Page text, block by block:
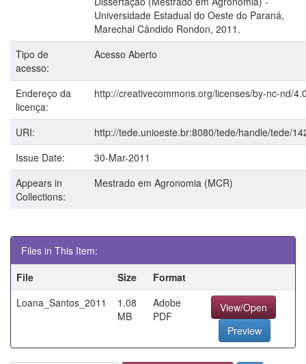
Universidade Estadual do Oeste do Paraná,
Marechal Cândido Rondon, 2011.
Tipo de
acesso:
Acesso Aberto
Endereço da
licença:
http://creativecommons.org/licenses/by-nc-nd/
URI:
http://tede.unioeste.br:8080/tede/handle/tede/
Issue Date:
30-Mar-2011
Appears in
Collections:
Mestrado em Agronomia (MCR)
Files in This Item:
File
Size
Format
Loana_Santos_2011
1.08
MB
Adobe
PDF
View/Open
Preview